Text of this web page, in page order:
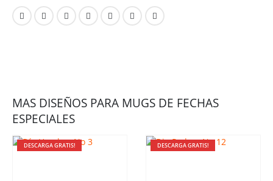
MAS DISEÑOS PARA MUGS DE FECHAS
ESPECIALES
DESCARGA GRATIS! DESCARGA GRATIS!